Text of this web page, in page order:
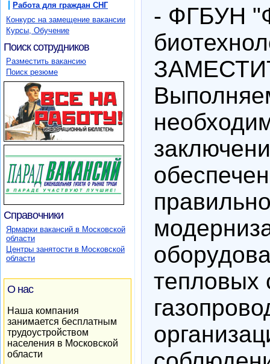
Работа для граждан СНГ
Конкурс на замещение вакансии
Курсы, Обучение
Поиск сотрудников
Разместить вакансию
Поиск резюме
Справочники
Ярмарки вакансий в Московской
области
Центры занятости в Московской
области
О нас
Наша компания
занимается бесплатным
трудоустройством
населения в Московской
области
- ФГБУН
тепловых